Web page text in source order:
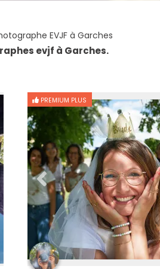
EVJF à Garches
evjf à Garches.
PREMIUM PLUS